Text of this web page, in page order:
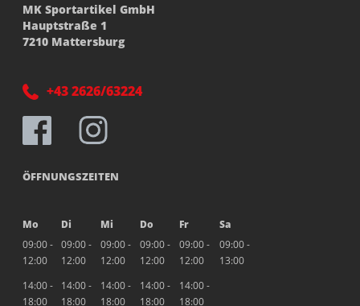
MK Sportartikel GmbH
Hauptstraße 1
7210 Mattersburg
+43 2626/63224
ÖFFNUNGSZEITEN
Mo Di Mi Do Fr
Sa
09:00 -
12:00
09:00 -
12:00
09:00 -
12:00
09:00 -
12:00
09:00 -
12:00
09:00 -
13:00
14:00 -
18:00
14:00 -
18:00
14:00 -
18:00
14:00 -
18:00
14:00 -
18:00